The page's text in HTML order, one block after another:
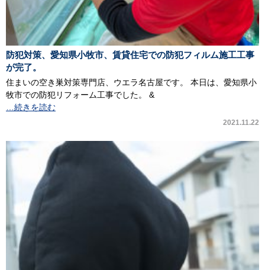
防犯対策、愛知県小牧市、賃貸住宅での防犯フィルム施工工事
が完了。
住まいの空き巣対策専門店、ウエラ名古屋です。 本日は、愛知県小
牧市での防犯リフォーム工事でした。 &
…続きを読む
2021.11.22